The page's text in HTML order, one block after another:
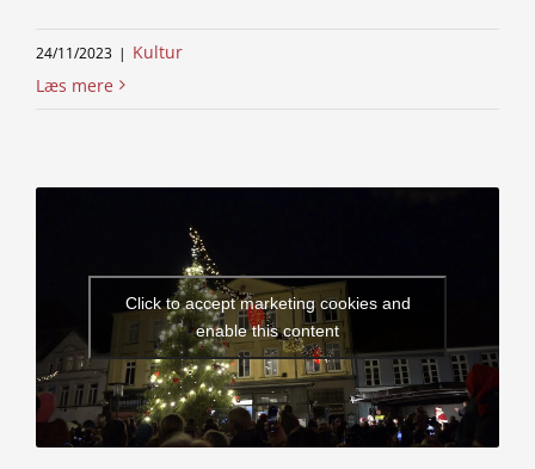
24/11/2023 | Kultur
Læs mere
Click to accept marketing cookies and
enable this content